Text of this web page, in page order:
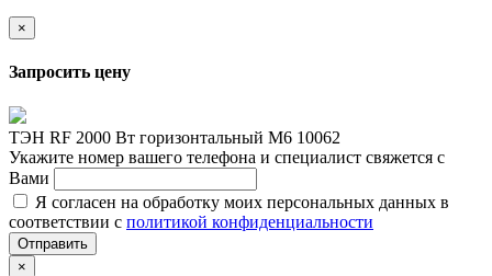
×
Запросить цену
ТЭН RF 2000 Вт горизонтальный M6 10062
Укажите номер вашего телефона и специалист свяжется с
Вами
Я согласен на обработку моих персональных данных в
соответствии с политикой конфиденциальности
Отправить
×